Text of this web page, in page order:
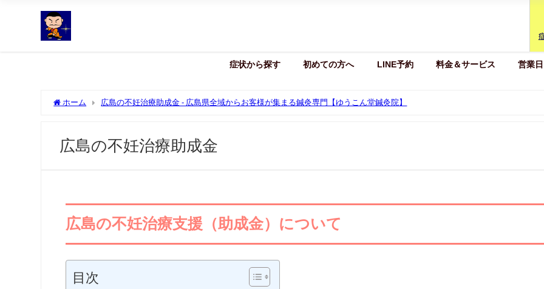
症状から探す 初めての方へ LINE予約 料金＆サービス 営業
ホーム 広島の不妊治療助成金 - 広島県全域からお客様が集まる鍼灸専門【ゆうこん堂鍼灸院】
広島の不妊治療助成金
広島の不妊治療支援（助成金）について
目次